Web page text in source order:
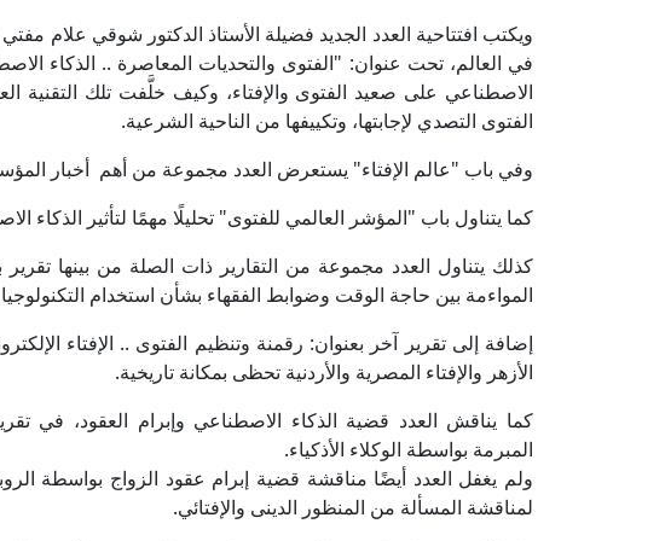
ويكتب افتتاحية العدد الجديد فضيلة الأستاذ الدكتور شوقي علام
في العالم، تحت عنوان: "الفتوى والتحديات المعاصرة .. الذكاء
الاصطناعي على صعيد الفتوى والإفتاء، وكيف خلَّفت تلك التقنية
الفتوى التصدي لإجابتها، وتكييفها من الناحية الشرعية.
وفي باب "عالم الإفتاء" يستعرض العدد مجموعة من أهم أخبار
كما يتناول باب "المؤشر العالمي للفتوى" تحليلًا مهمًا لتأثير الذكاء
كذلك يتناول العدد مجموعة من التقارير ذات الصلة من بينها تقرير
المواءمة بين حاجة الوقت وضوابط الفقهاء بشأن استخدام التكنولوجيا
إضافة إلى تقرير آخر بعنوان: رقمنة وتنظيم الفتوى .. الإفتاء
الأزهر والإفتاء المصرية والأردنية تحظى بمكانة تاريخية.
كما يناقش العدد قضية الذكاء الاصطناعي وإبرام العقود، في
المبرمة بواسطة الوكلاء الأذكياء.
ولم يغفل العدد أيضًا مناقشة قضية إبرام عقود الزواج بواسطة
لمناقشة المسألة من المنظور الدينى والإفتائي.